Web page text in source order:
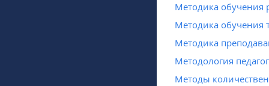
Методика обучения
Методика обучения
Методика
Методология
Методы